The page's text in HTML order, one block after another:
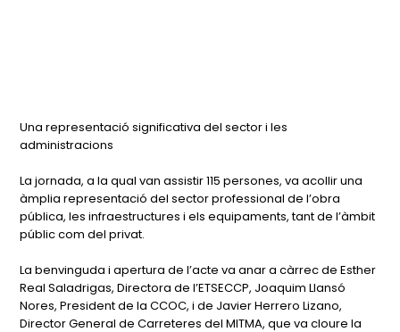
Una representació significativa del sector i les
administracions
La jornada, a la qual van assistir 115 persones, va acollir una
àmplia representació del sector professional de l’obra
pública, les infraestructures i els equipaments, tant de l’àmbit
públic com del privat.
La benvinguda i apertura de l’acte va anar a càrrec de Esther
Real Saladrigas, Directora de l’ETSECCP, Joaquim Llansó
Nores, President de la CCOC, i de Javier Herrero Lizano,
Director General de Carreteres del MITMA, que va cloure la